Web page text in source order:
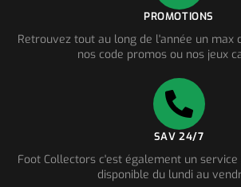
PROMOTIONS
Retrouvez tout au long de l'année un max
nos code promos ou nos jeux
SAV 24/7
Foot Collectors c'est également un
disponible du lundi au